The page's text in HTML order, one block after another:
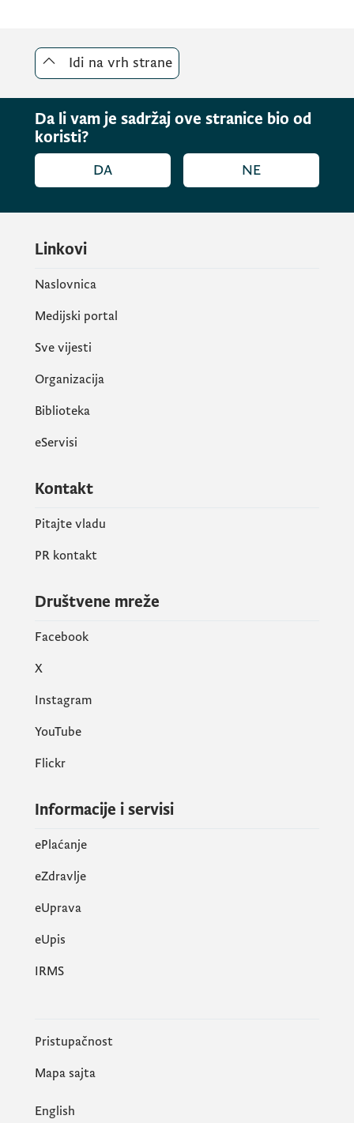
Idi na vrh strane
Da li vam je sadržaj ove stranice bio od
koristi?
DA NE
Linkovi
Naslovnica
Medijski portal
Sve vijesti
Organizacija
Biblioteka
eServisi
Kontakt
Pitajte vladu
PR kontakt
Društvene mreže
Facebook
X
Instagram
YouTube
Flickr
Informacije i servisi
ePlaćanje
eZdravlje
eUprava
еUpis
IRMS
Pristupačnost
Mapa sajta
English